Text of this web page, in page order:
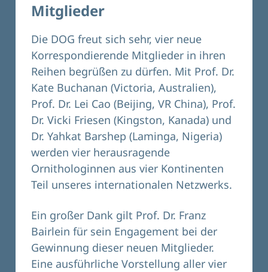
Mitglieder
Die DOG freut sich sehr, vier neue
Korrespondierende Mitglieder in ihren
Reihen begrüßen zu dürfen. Mit Prof. Dr.
Kate Buchanan (Victoria, Australien),
Prof. Dr. Lei Cao (Beijing, VR China), Prof.
Dr. Vicki Friesen (Kingston, Kanada) und
Dr. Yahkat Barshep (Laminga, Nigeria)
werden vier herausragende
Ornithologinnen aus vier Kontinenten
Teil unseres internationalen Netzwerks.
Ein großer Dank gilt Prof. Dr. Franz
Bairlein für sein Engagement bei der
Gewinnung dieser neuen Mitglieder.
Eine ausführliche Vorstellung aller vier